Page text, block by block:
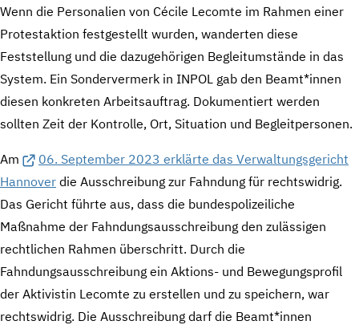
Wenn die Personalien von Cécile Lecomte im Rahmen einer
Protestaktion festgestellt wurden, wanderten diese
Feststellung und die dazugehörigen Begleitumstände in das
System. Ein Sondervermerk in INPOL gab den Beamt*innen
diesen konkreten Arbeitsauftrag. Dokumentiert werden
sollten Zeit der Kontrolle, Ort, Situation und Begleitpersonen.
Am
06. September 2023 erklärte das Verwaltungsgericht
Hannover die Ausschreibung zur Fahndung für rechtswidrig.
Das Gericht führte aus, dass die bundespolizeiliche
Maßnahme der Fahndungsausschreibung den zulässigen
rechtlichen Rahmen überschritt. Durch die
Fahndungsausschreibung ein Aktions- und Bewegungsprofil
der Aktivistin Lecomte zu erstellen und zu speichern, war
rechtswidrig. Die Ausschreibung darf die Beamt*innen